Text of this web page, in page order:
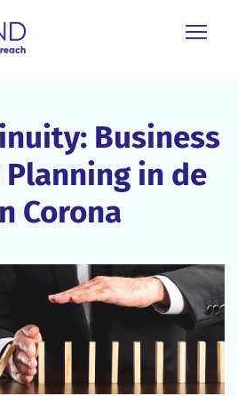
Business
in de
Corona